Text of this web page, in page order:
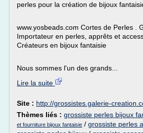
perles pour la création de bijoux
www.yosbeads.com Cortes de Perles .
Importateur en perles, apprêts et
Créateurs en bijoux fantaisie
Nous sommes l'un des grands...
Lire la suite
Site : http://grossistes.galerie-
Thèmes liés : grossiste perles bijoux
et fourniture bijoux fantaisie / grossiste perles